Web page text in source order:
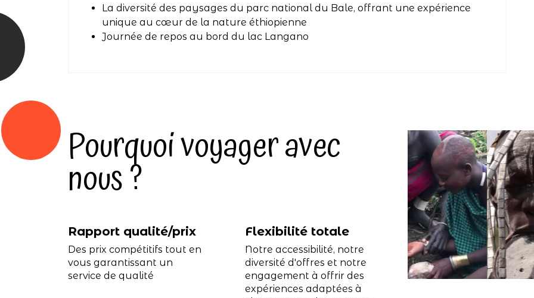
La diversité des paysages du parc national du Bale, offrant une expérience
unique au cœur de la nature éthiopienne
Journée de repos au bord du lac Langano
Pourquoi voyager avec
nous ?
Rapport qualité/prix
Des prix compétitifs tout en
vous garantissant un
service de qualité
Flexibilité totale
Notre accessibilité, notre
diversité d'offres et notre
engagement à offrir des
expériences adaptées à